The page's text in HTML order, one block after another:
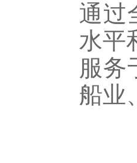
通过
水平
服务
船业